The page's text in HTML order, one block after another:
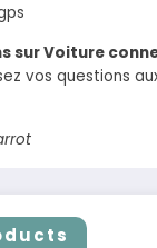
sur Voiture
vos questions